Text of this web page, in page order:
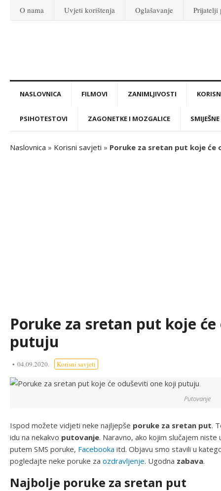
O nama Uvjeti korištenja Oglašavanje Prijatelji
NASLOVNICA FILMOVI ZANIMLJIVOSTI
PSIHOTESTOVI ZAGONETKE I MOZGALICE
Naslovnica » Korisni savjeti » Poruke za sretan put koje će
Poruke za sretan put koje
putuju
04.09.2020. Korisni savjeti
Putovanje
Ispod možete vidjeti neke najljepše poruke za sretan put.
idu na nekakvo putovanje. Naravno, ako kojim slučajem
putem SMS poruke, Facebooka itd. Objavu smo stavili u
pogledajte neke poruke za ozdravljenje. Ugodna zabava.
Najbolje poruke za sretan put